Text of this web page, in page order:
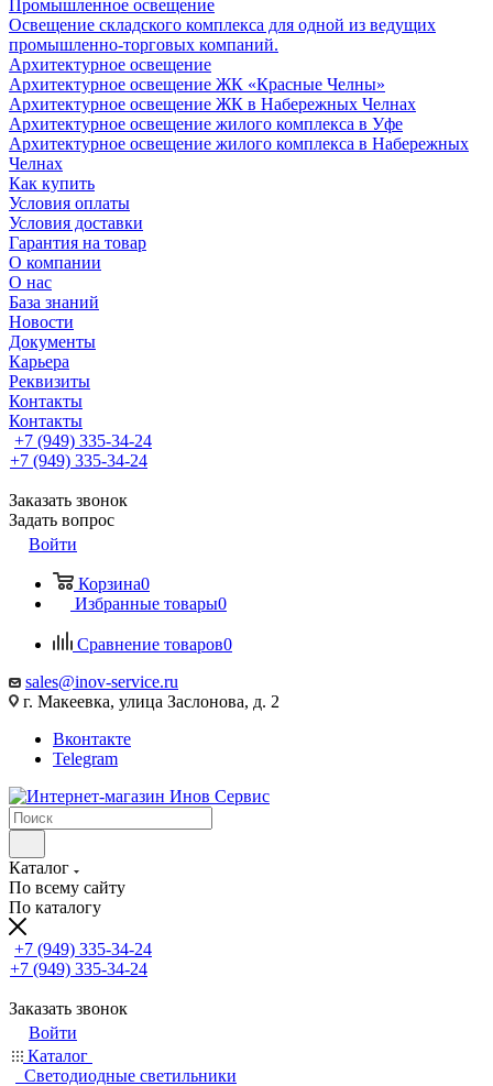
Промышленное освещение
Освещение складского комплекса для одной из ведущих
промышленно-торговых компаний.
Архитектурное освещение
Архитектурное освещение ЖК «Красные Челны»
Архитектурное освещение ЖК в Набережных Челнах
Архитектурное освещение жилого комплекса в Уфе
Архитектурное освещение жилого комплекса в Набережных
Челнах
Как купить
Условия оплаты
Условия доставки
Гарантия на товар
О компании
О нас
База знаний
Новости
Документы
Карьера
Реквизиты
Контакты
Контакты
+7 (949) 335-34-24
+7 (949) 335-34-24
Заказать звонок
Задать вопрос
Войти
Корзина0
Избранные товары0
Сравнение товаров0
sales@inov-service.ru
г. Макеевка, улица Заслонова, д. 2
Вконтакте
Telegram
Каталог
По всему сайту
По каталогу
+7 (949) 335-34-24
+7 (949) 335-34-24
Заказать звонок
Войти
Каталог
Светодиодные светильники